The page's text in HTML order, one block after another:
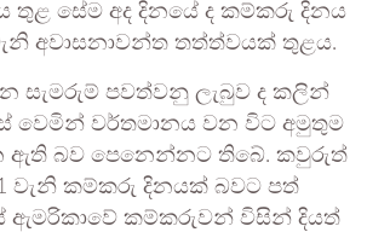
තුළ සේම අද දිනයේ ද කම්කරු දිනය
අවාසනාවන්ත තත්ත්වයක් තුළය.
සැමරුම් පවත්වනු ලැබුව ද කලින්
වෙමින් වර්තමානය වන විට අමුතුම
ඇති බව පෙනෙන්නට තිබේ. කවුරුත්
1 වැනි කම්කරු දිනයක් බවට පත්
ඇමරිකාවේ කම්කරුවන් විසින් දියත්